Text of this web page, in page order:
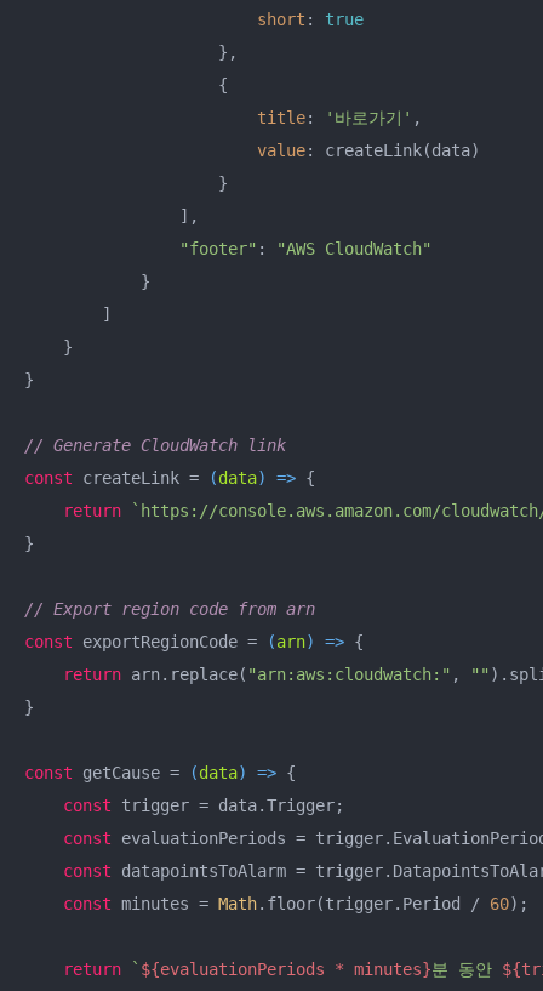
short : true
                    },
                    {
title: '바로가기' ,
value: createLink(data)
                    }
                ],
"footer" :
"AWS CloudWatch"
            }
        ]
    }
}
// Generate CloudWatch link
const createLink = (data) => {
return
`https://console.aws.amazon.com/
}
// Export region code from arn
const exportRegionCode = (arn) => {
return arn.replace( "arn:aws:cloudwatch:" , ""
}
const getCause = (data) => {
const trigger = data.Trigger;
const evaluationPeriods =
const datapointsToAlarm =
const minutes = Math.floor(trigger.Period / 60);
return ` ${evaluationPeriods * minutes}분 동안